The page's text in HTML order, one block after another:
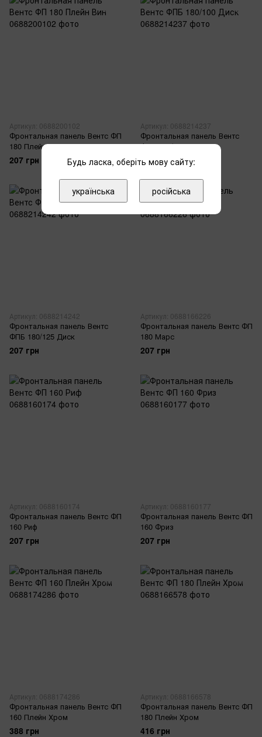
Артикул: 0688200102
Фронтальная панель Вентс ФП
180 Плейн Вин
207 грн
Артикул: 0688214237
Фронтальная панель Вентс
ФПБ 180/100 Диск
207 грн
Артикул: 0688214242
Фронтальная панель Вентс
ФПБ 180/125 Диск
207 грн
Артикул: 0688166226
Фронтальная панель Вентс ФП
180 Марс
207 грн
Артикул: 0688160174
Фронтальная панель Вентс ФП
160 Риф
207 грн
Артикул: 0688160177
Фронтальная панель Вентс ФП
160 Фриз
207 грн
Артикул: 0688174286
Фронтальная панель Вентс ФП
160 Плейн Хром
388 грн
Артикул: 0688166578
Фронтальная панель Вентс ФП
180 Плейн Хром
416 грн
Будь ласка, оберіть мову сайту:
українська російська